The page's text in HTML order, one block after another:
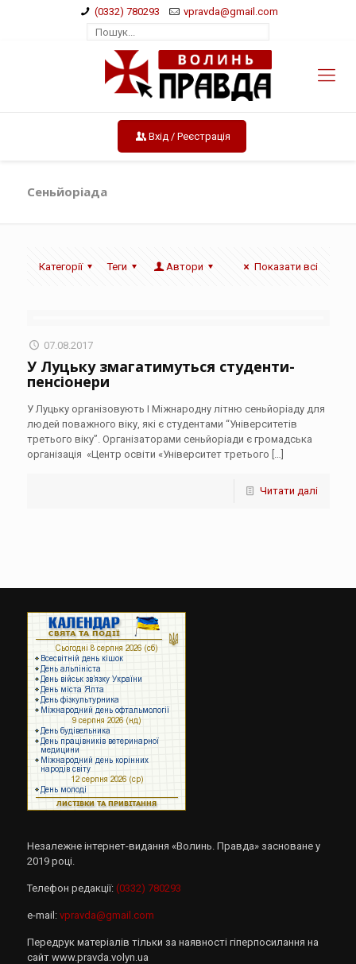
(0332) 780293 vpravda@gmail.com
Вхід / Реєстрація
Сеньйоріада
Категорії Теги Автори Показати всі
07.08.2017
У Луцьку змагатимуться студенти-
пенсіонери
У Луцьку організовують І Міжнародну літню сеньйоріаду для
людей поважного віку, які є студентами “Університетів
третього віку”. Організаторами сеньйоріади є громадська
організація «Центр освіти «Університет третього […]
Читати далі
Незалежне інтернет-видання «Волинь. Правда» засноване у
2019 році.
Телефон редакції: (0332) 780293
e-mail: vpravda@gmail.com
Передрук матеріалів тільки за наявності гіперпосилання на
сайт www.pravda.volyn.ua